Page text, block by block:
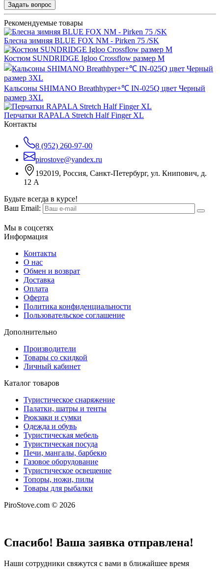
Задать вопрос
Рекомендуемые товары
Блесна зимняя BLUE FOX NM - Pirken 75 /SK
Костюм SUNDRIDGE Igloo Crossflow размер M
Кальсоны SHIMANO Breathhyper+℃ IN-025Q цвет Черный
размер 3XL
Перчатки RAPALA Stretch Half Finger XL
Контакты
8 (952) 260-97-00
pirostove@yandex.ru
192019, Россия, Санкт-Петербург, ул. Книпович, д.
12 А
Будьте всегда в курсе!
Ваш Email:
Мы в соцсетях
Информация
Контакты
О нас
Обмен и возврат
Доставка
Оплата
Оферта
Политика конфиденциальности
Пользовательское соглашение
Дополнительно
Производители
Товары со скидкой
Личный кабинет
Каталог товаров
Туристическое снаряжение
Палатки, шатры и тенты
Рюкзаки и сумки
Одежда и обувь
Туристическая мебель
Туристическая посуда
Печи, мангалы, барбекю
Газовое оборудование
Туристическое освещение
Топоры, ножи, пилы
Товары для рыбалки
PiroStove.com © 2026
Спасибо! Ваша заявка отправлена!
Наши сотрудники свяжутся с вами в ближайшее время